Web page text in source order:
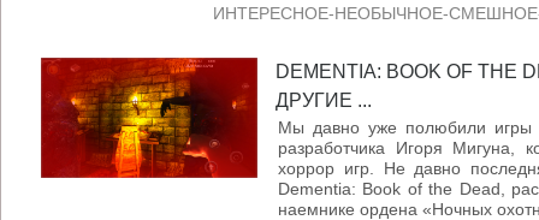
ИНТЕРЕСНОЕ-НЕОБЫЧНОЕ-
DEMENTIA: BOOK OF THE
ДРУГИЕ ...
Мы давно уже полюбили игры
разработчика Игоря Мигуна,
хоррор игр. Не давно
Dementia: Book of the Dead,
наемнике ордена «Ночных